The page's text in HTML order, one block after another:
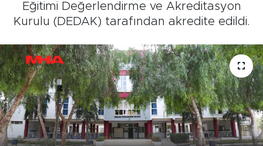
Eğitimi Değerlendirme ve Akreditasyon
Kurulu (DEDAK) tarafından akredite edildi.